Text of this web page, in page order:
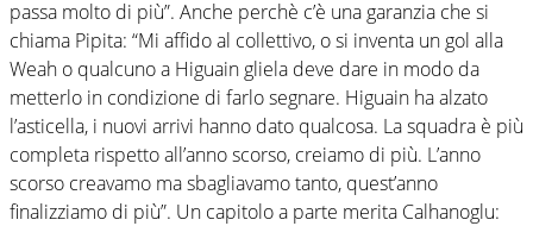
passa molto di più”. Anche perchè c’è una garanzia che si
chiama Pipita: “Mi affido al collettivo, o si inventa un gol alla
Weah o qualcuno a Higuain gliela deve dare in modo da
metterlo in condizione di farlo segnare. Higuain ha alzato
l’asticella, i nuovi arrivi hanno dato qualcosa. La squadra è più
completa rispetto all’anno scorso, creiamo di più. L’anno
scorso creavamo ma sbagliavamo tanto, quest’anno
finalizziamo di più”. Un capitolo a parte merita Calhanoglu: